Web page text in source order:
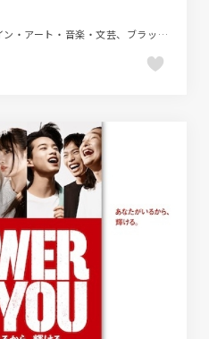
ギャラリー風、シンプル、デザイン・アート・音楽・文芸、ブラック系 、ホワイト系、ポートフォリオ